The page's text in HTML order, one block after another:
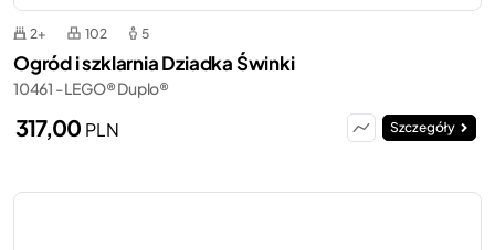
2+ 102 5
Ogród i szklarnia Dziadka Świnki
10461 - LEGO® Duplo®
317,00 PLN Szczegóły